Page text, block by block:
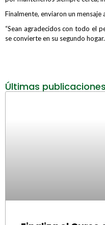
Finalmente, enviaron un mensaje
“Sean agradecidos con todo el
se convierte en su segundo
Últimas